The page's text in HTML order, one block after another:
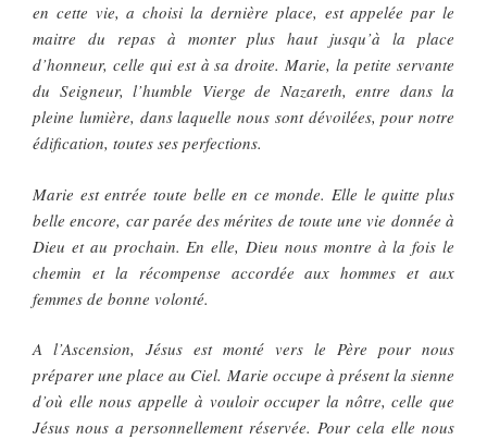
en cette vie, a choisi la dernière place, est appelée par le
maitre du repas à monter plus haut jusqu’à la place
d’honneur, celle qui est à sa droite. Marie, la petite servante
du Seigneur, l’humble Vierge de Nazareth, entre dans la
pleine lumière, dans laquelle nous sont dévoilées, pour notre
édification, toutes ses perfections.
Marie est entrée toute belle en ce monde. Elle le quitte plus
belle encore, car parée des mérites de toute une vie donnée à
Dieu et au prochain. En elle, Dieu nous montre à la fois le
chemin et la récompense accordée aux hommes et aux
femmes de bonne volonté.
A l’Ascension, Jésus est monté vers le Père pour nous
préparer une place au Ciel. Marie occupe à présent la sienne
d’où elle nous appelle à vouloir occuper la nôtre, celle que
Jésus nous a personnellement réservée. Pour cela elle nous